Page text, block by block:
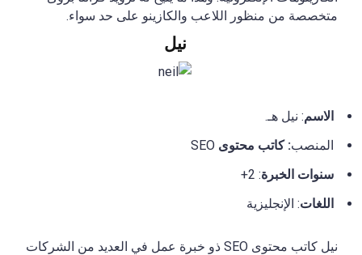
متخصصة من منظور اللاعب والكازينو على حد سواء.
نيل
الاسم: نيل هـ.
المنصب: كاتب محتوى
سنوات الخبرة: 2+
اللغات: الإنجليزية
نيل كاتب محتوى SEO ذو خبرة عمل في العديد من الشركات